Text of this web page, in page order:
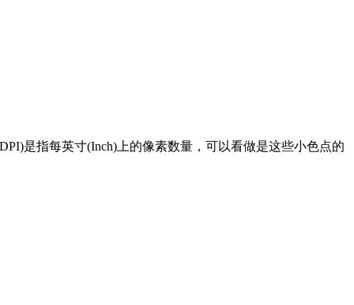
是指每英寸(Inch)上的像素数量，可以看做是这些小色点的